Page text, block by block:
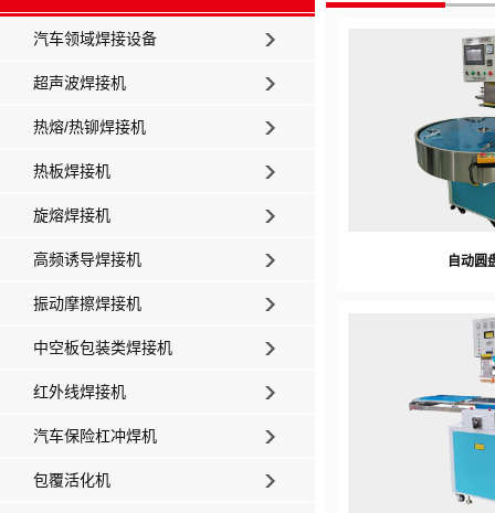
汽车领域焊接设备
超声波焊接机
热熔/热铆焊接机
热板焊接机
旋熔焊接机
高频诱导焊接机
振动摩擦焊接机
中空板包装类焊接机
红外线焊接机
汽车保险杠冲焊机
包覆活化机
自动圆